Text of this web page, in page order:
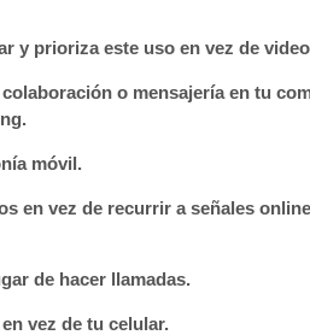
y prioriza este uso en vez de
o mensajería en tu
móvil.
en vez de recurrir a señales
de hacer llamadas.
vez de tu celular.